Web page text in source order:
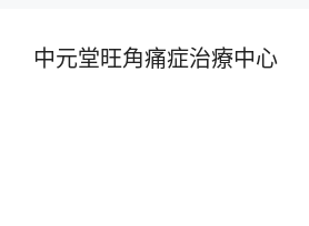
中元堂旺角痛症治療中心